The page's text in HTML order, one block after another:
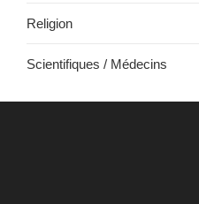
Religion
Scientifiques / Médecins